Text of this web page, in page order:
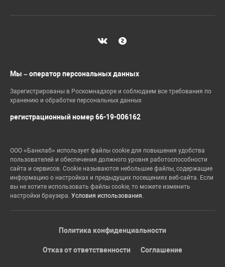
Мы – оператор персональных данных
Зарегистрированы в Роскомнадзоре и соблюдаем все требования по
хранению и обработке персональных данных
регистрационный номер 66-19-006162
ООО «Банклаб» использует файлы cookie для повышения удобства
пользователей и обеспечения должного уровня работоспособности
сайта и сервисов. Cookie называются небольшие файлы, содержащие
информацию о настройках и предыдущих посещениях веб-сайта. Если
вы не хотите использовать файлы cookie, то можете изменить
настройки браузера. Условия использования.
Политика конфиденциальности
Отказ от ответственности Соглашение